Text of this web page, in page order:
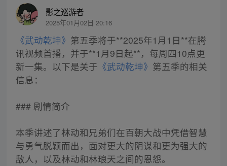
影之巡游者
2025年01月02日 20:16
《武动乾坤》 第五季将于**2025年1月1日**在腾
讯视频首播，并于**1月9日起**，每周四10点更
新一集。以下是关于 《武动乾坤》 第五季的相关
信息：
### 剧情简介
本季讲述了林动和兄弟们在百朝大战中凭借智慧
与勇气脱颖而出，面对更大的阴谋和更为强大的
敌人，以及林动和林琅天之间的恩怨。